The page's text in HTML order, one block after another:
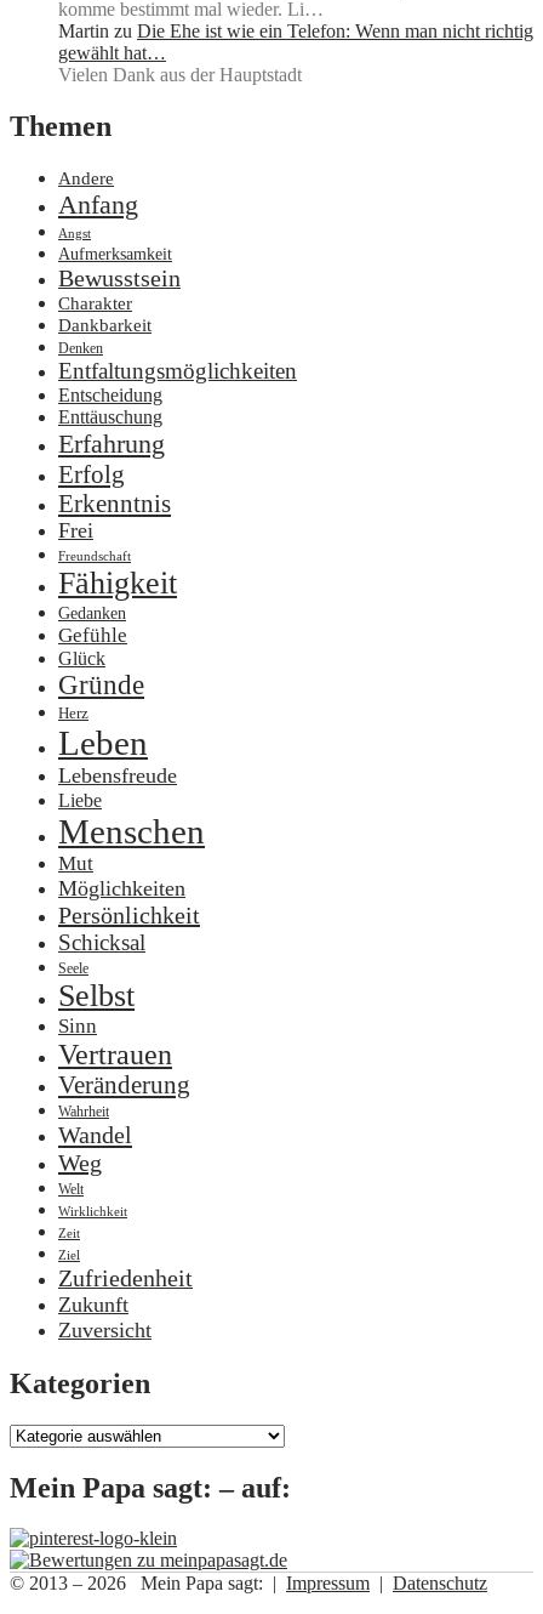
komme bestimmt mal wieder. Li…
Martin zu Die Ehe ist wie ein Telefon: Wenn man nicht richtig
gewählt hat…
Vielen Dank aus der Hauptstadt
Themen
Andere
Anfang
Angst
Aufmerksamkeit
Bewusstsein
Charakter
Dankbarkeit
Denken
Entfaltungsmöglichkeiten
Entscheidung
Enttäuschung
Erfahrung
Erfolg
Erkenntnis
Frei
Freundschaft
Fähigkeit
Gedanken
Gefühle
Glück
Gründe
Herz
Leben
Lebensfreude
Liebe
Menschen
Mut
Möglichkeiten
Persönlichkeit
Schicksal
Seele
Selbst
Sinn
Vertrauen
Veränderung
Wahrheit
Wandel
Weg
Welt
Wirklichkeit
Zeit
Ziel
Zufriedenheit
Zukunft
Zuversicht
Kategorien
Kategorien
Mein Papa sagt: – auf:
© 2013 – 2026 Mein Papa sagt: | Impressum | Datenschutz